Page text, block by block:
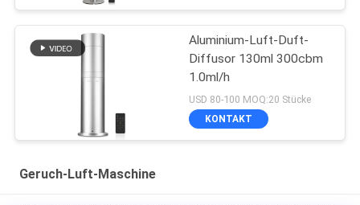
Aluminium-Luft-Duft-
Diffusor 130ml 300cbm
1.0ml/h
USD 80-100 MOQ:20 Stücke
KONTAKT
Geruch-Luft-Maschine